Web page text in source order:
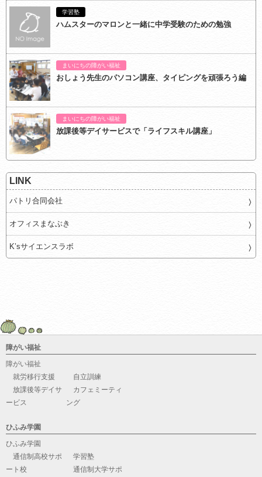
学習塾
ハムスターのマロンと一緒に中学受験のための勉強
まいにちの障がい福祉
おしょう先生のパソコン講座、タイピングを頑張ろう編
まいにちの障がい福祉
放課後等デイサービスで「ライフスキル講座」
LINK
パトリ合同会社
オフィスまなぶき
K’sサイエンスラボ
障がい福祉
障がい福祉
就労移行支援
自立訓練
放課後等デイサ
ービス
カフェミーティ
ング
ひふみ学園
ひふみ学園
通信制高校サポ
ート校
学習塾
通信制大学サポ